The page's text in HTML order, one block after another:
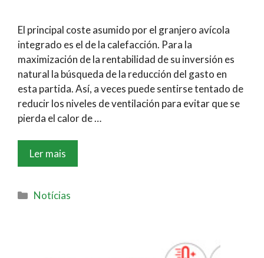
El principal coste asumido por el granjero avícola
integrado es el de la calefacción. Para la
maximización de la rentabilidad de su inversión es
natural la búsqueda de la reducción del gasto en
esta partida. Así, a veces puede sentirse tentado de
reducir los niveles de ventilación para evitar que se
pierda el calor de …
Ler mais
Notícias